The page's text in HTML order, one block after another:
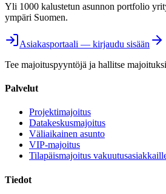
Yli 1000 kalustetun asunnon portfolio
ympäri Suomen.
Asiakasportaali — kirjaudu sisään
Tee majoituspyyntöjä ja hallitse
Palvelut
Projektimajoitus
Datakeskusmajoitus
Väliaikainen asunto
VIP-majoitus
Tilapäismajoitus
Tiedot